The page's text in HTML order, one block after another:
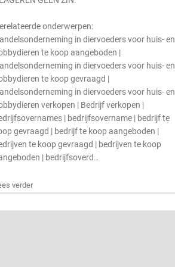
onderwerpen:
in diervoeders voor huis- en
te koop aangeboden |
in diervoeders voor huis- en
te koop gevraagd |
in diervoeders voor huis- en
verkopen | Bedrijf verkopen |
| bedrijfsovername | bedrijf te
gevraagd | bedrijf te koop aangeboden |
te koop gevraagd | bedrijven te koop
| bedrijfsoverd..
verder